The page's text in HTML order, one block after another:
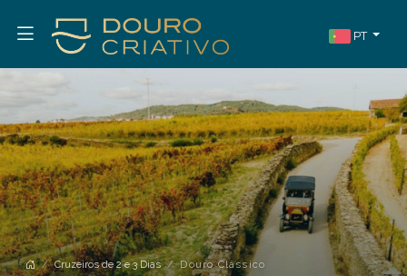
PT
Cruzeiros de 2 e 3 Dias Douro Clássico